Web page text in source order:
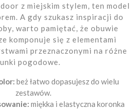
z miejskim stylem, ten model
A gdy szukasz inspiracji do
warto pamiętać, że obuwie
komponuje się z elementami
przeznaczonymi na różne
pogodowe.
beż łatwo dopasujesz do wielu
zestawów.
miękka i elastyczna koronka